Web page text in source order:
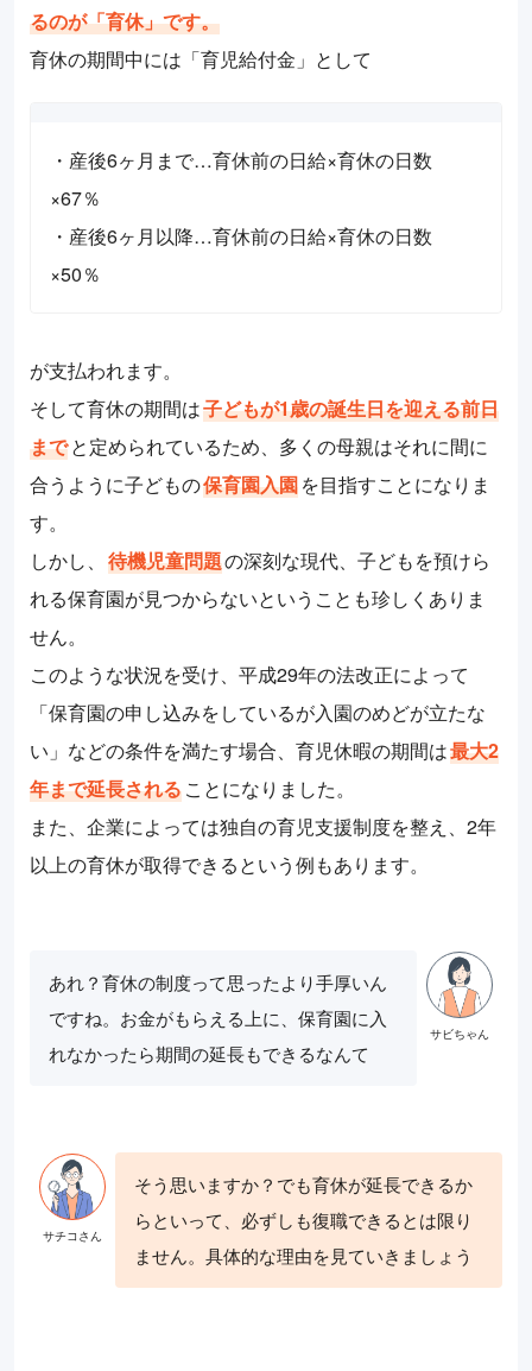
るのが「育休」です。
育休の期間中には「育児給付金」として
・産後6ヶ月まで…育休前の日給×育休の日数
×67％
・産後6ヶ月以降…育休前の日給×育休の日数
×50％
が支払われます。
そして育休の期間は子どもが1歳の誕生日を迎える前日
までと定められているため、多くの母親はそれに間に
合うように子どもの保育園入園を目指すことになりま
す。
しかし、 待機児童問題の深刻な現代、子どもを預けら
れる保育園が見つからないということも珍しくありま
せん。
このような状況を受け、平成29年の法改正によって
「保育園の申し込みをしているが入園のめどが立たな
い」などの条件を満たす場合、育児休暇の期間は最大2
年まで延長されることになりました。
また、企業によっては独自の育児支援制度を整え、2年
以上の育休が取得できるという例もあります。
あれ？育休の制度って思ったより手厚いん
ですね。お金がもらえる上に、保育園に入
れなかったら期間の延長もできるなんて
そう思いますか？でも育休が延長できるか
らといって、必ずしも復職できるとは限り
ません。具体的な理由を見ていきましょう